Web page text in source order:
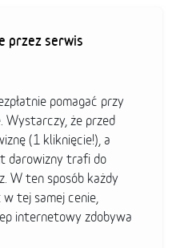
przez serwis
pomagać przy
Wystarczy, że przed
(1 kliknięcie!), a
darowizny trafi do
W ten sposób każdy
tej samej cenie,
internetowy zdobywa